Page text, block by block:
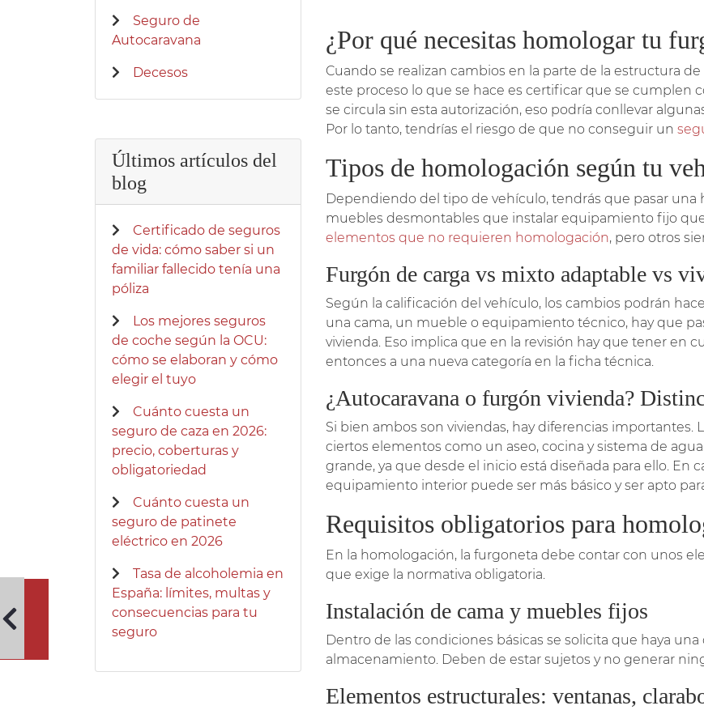
¿Por qué necesitas homologar tu
Cuando se realizan cambios en la parte de la estructura
este proceso lo que se hace es certificar que se cumplen
se circula sin esta autorización, eso podría conllevar
Por lo tanto, tendrías el riesgo de que no conseguir un
Tipos de homologación según tu
Dependiendo del tipo de vehículo, tendrás que pasar una
muebles desmontables que instalar equipamiento fijo
elementos que no requieren homologación, pero otros
Furgón de carga vs mixto adaptable vs
Según la calificación del vehículo, los cambios podrán
una cama, un mueble o equipamiento técnico, hay que
vivienda. Eso implica que en la revisión hay que tener en
entonces a una nueva categoría en la ficha técnica.
¿Autocaravana o furgón vivienda?
Si bien ambos son viviendas, hay diferencias
ciertos elementos como un aseo, cocina y sistema de
grande, ya que desde el inicio está diseñada para ello. En
equipamiento interior puede ser más básico y ser apto
Requisitos obligatorios para
En la homologación, la furgoneta debe contar con unos
que exige la normativa obligatoria.
Instalación de cama y muebles fijos
Dentro de las condiciones básicas se solicita que haya
almacenamiento. Deben de estar sujetos y no generar
Elementos estructurales: ventanas,
Seguro de
Autocaravana
Decesos
Últimos artículos del
blog
Certificado de seguros
de vida: cómo saber si un
familiar fallecido tenía una
póliza
Los mejores seguros
de coche según la OCU:
cómo se elaboran y cómo
elegir el tuyo
Cuánto cuesta un
seguro de caza en 2026:
precio, coberturas y
obligatoriedad
Cuánto cuesta un
seguro de patinete
eléctrico en 2026
Tasa de alcoholemia en
España: límites, multas y
consecuencias para tu
seguro